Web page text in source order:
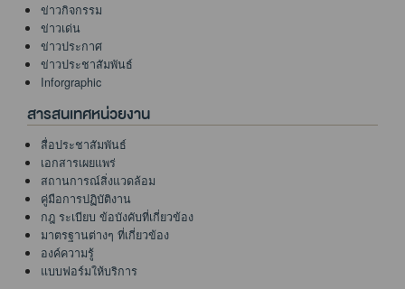
ข่าวกิจกรรม
ข่าวเด่น
ข่าวประกาศ
ข่าวประชาสัมพันธ์
Inforgraphic
สารสนเทศหน่วยงาน
สื่อประชาสัมพันธ์
เอกสารเผยแพร่
สถานการณ์สิ่งแวดล้อม
คู่มือการปฏิบัติงาน
กฎ ระเบียบ ข้อบังคับที่เกี่ยวข้อง
มาตรฐานต่างๆ ที่เกี่ยวข้อง
องค์ความรู้
แบบฟอร์มให้บริการ